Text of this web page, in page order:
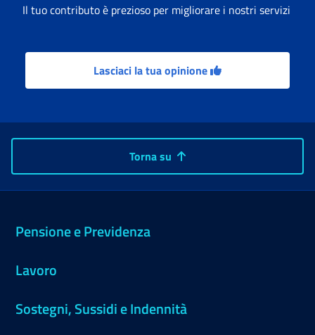
Il tuo contributo è prezioso per migliorare i nostri servizi
Lasciaci la tua opinione
Torna su
Pensione e Previdenza
Lavoro
Sostegni, Sussidi e Indennità